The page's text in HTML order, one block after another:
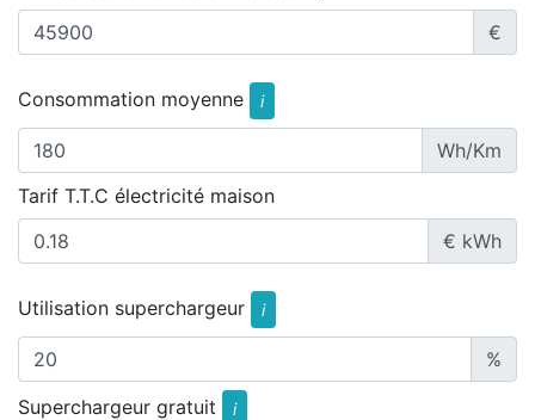
€
Consommation moyenne i
Wh/Km
Tarif T.T.C électricité maison
€ kWh
Utilisation superchargeur i
%
Superchargeur gratuit
i